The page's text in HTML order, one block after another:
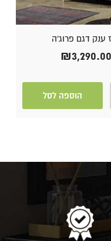
ענק דגם פרוג'ה
₪3,290.00
הוספה לסל